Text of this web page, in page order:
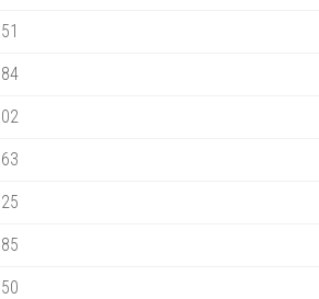
51
84
02
63
25
85
50